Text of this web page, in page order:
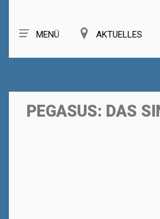
MENÜ AKTUELLES
PEGASUS: DAS